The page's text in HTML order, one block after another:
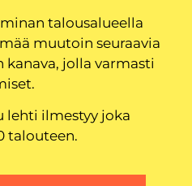
talousalueella
muutoin seuraavia
jolla varmasti
lehti ilmestyy joka
talouteen.